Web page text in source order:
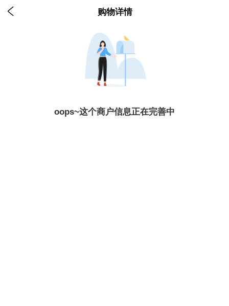
 购物详情
oops~这个商户信息正在完善中